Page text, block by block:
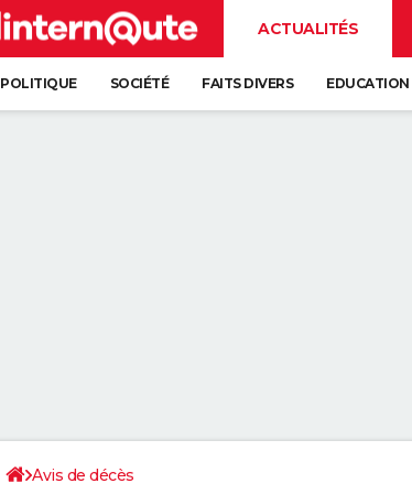
ACTUALITÉS
POLITIQUE SOCIÉTÉ FAITS DIVERS EDUCATION
Avis de décès